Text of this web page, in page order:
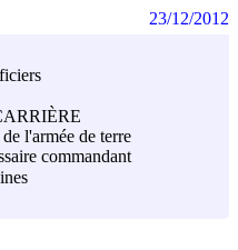
l'armée de terre
commandant
23/12/2012